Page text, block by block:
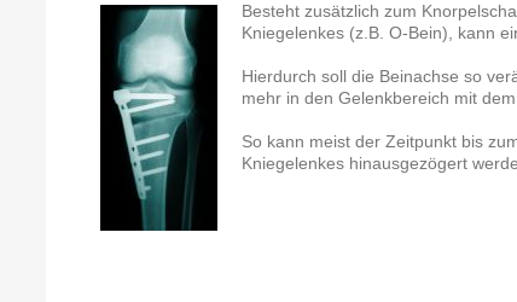
Besteht zusätzlich zum
Kniegelenkes (z.B. O-Bein), kann
Hierdurch soll die Beinachse so
mehr in den Gelenkbereich mit
So kann meist der Zeitpunkt bis
Kniegelenkes hinausgezögert